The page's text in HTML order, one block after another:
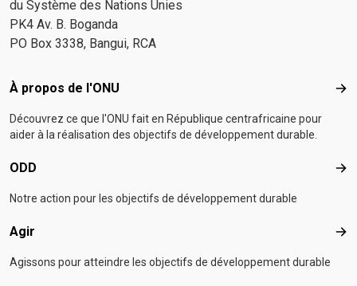
du Système des Nations Unies
PK4 Av. B. Boganda
PO Box 3338, Bangui, RCA
Footer menu
À propos de l'ONU À
Découvrez ce que l'ONU fait en République centrafricaine pour
aider à la réalisation des objectifs de développement durable.
ODD
Notre action pour les objectifs de développement durable
Agir Agir
Agissons pour atteindre les objectifs de développement durable